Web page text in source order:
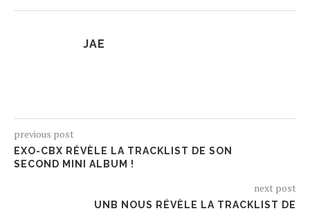
JAE
previous post
EXO-CBX RÉVÈLE LA TRACKLIST DE SON
SECOND MINI ALBUM !
next post
UNB NOUS RÉVÈLE LA TRACKLIST DE